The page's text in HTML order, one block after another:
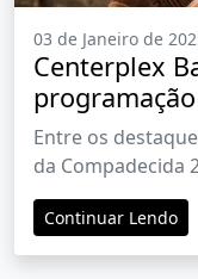
03 de Janeiro de
Centerplex
semana de
Entre os
da Compadecida
Continuar Lendo